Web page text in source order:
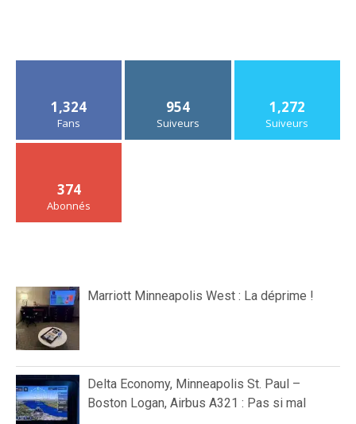
1,324
Fans
954
Suiveurs
1,272
Suiveurs
374
Abonnés
Marriott Minneapolis West : La déprime !
Delta Economy, Minneapolis St. Paul –
Boston Logan, Airbus A321 : Pas si mal